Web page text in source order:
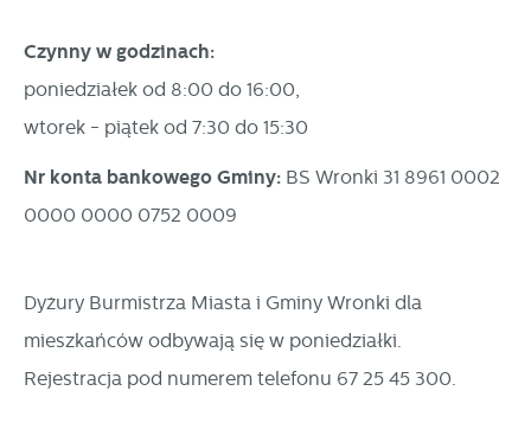
Czynny w godzinach:
poniedziałek od 8:00 do 16:00,
wtorek - piątek od 7:30 do 15:30
Nr konta bankowego Gminy: BS Wronki 31 8961 0002
0000 0000 0752 0009
Dyżury Burmistrza Miasta i Gminy Wronki dla
mieszkańców odbywają się w poniedziałki.
Rejestracja pod numerem telefonu 67 25 45 300.
pliki cookies gwarantuje dostępność wszystkich
funkcjonalności.
najciekawsze informacje i aktualności na stronach naszych
partnerów.
Promocyjne pliki cookies służą do prezentowania Ci naszych
Twoich zwyczajów dotyczących przeglądanej witryny
internetowej. Treści promocyjne mogą pojawić się na
w charakterze pośredników prezentujących nasze treści w
postaci wiadomości, ofert, komunikatów mediów
społecznościowych.
Więcej